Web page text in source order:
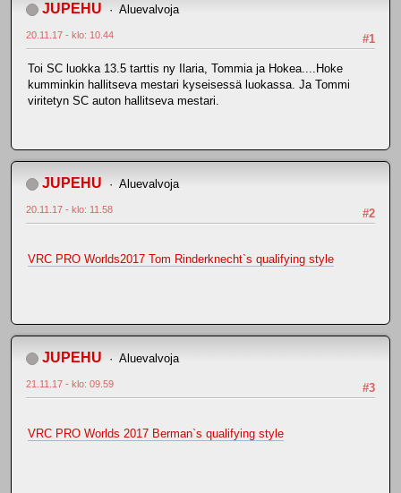
JUPEHU Aluevalvoja
#1
20.11.17 - klo: 10.44
Toi SC luokka 13.5 tarttis ny Ilaria, Tommia ja Hokea....Hoke
kumminkin hallitseva mestari kyseisessä luokassa. Ja Tommi
viritetyn SC auton hallitseva mestari.
JUPEHU Aluevalvoja
#2
20.11.17 - klo: 11.58
VRC PRO Worlds2017 Tom Rinderknecht`s qualifying style
JUPEHU Aluevalvoja
#3
21.11.17 - klo: 09.59
VRC PRO Worlds 2017 Berman`s qualifying style